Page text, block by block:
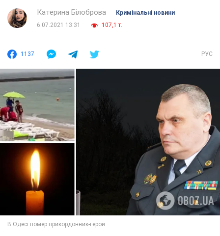
Катерина Білоброва
Кримінальні новини
6.07.2021 13:31
107,1 т.
1137 РУС